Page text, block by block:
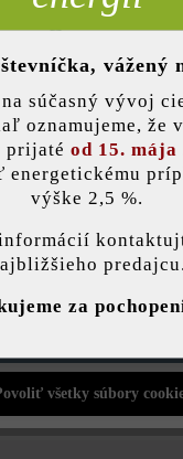
nastavenie
používa súbory cookie,
všetky súbory
vážený
súčasný vývoj
oznamujeme, že
prijaté od 15. mája
energetickému
výške 2,5 %.
predajcu.
za